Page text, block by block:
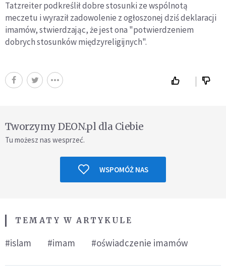
Tatzreiter podkreślił dobre stosunki ze wspólnotą
meczetu i wyraził zadowolenie z ogłoszonej dziś deklaracji
imamów, stwierdzając, że jest ona "potwierdzeniem
dobrych stosunków międzyreligijnych".
Tworzymy DEON.pl dla Ciebie
Tu możesz nas wesprzeć.
WSPOMÓŻ NAS
TEMATY W ARTYKULE
#islam #imam #oświadczenie imamów